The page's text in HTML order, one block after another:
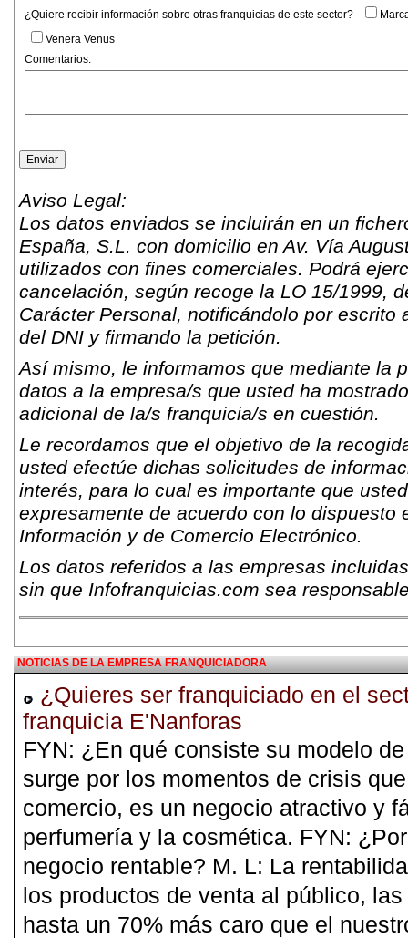
¿Quiere recibir información sobre otras franquicias de este sector?
Venera Venus
Comentarios:
Aviso Legal:
Los datos enviados se incluirán en un
España, S.L. con domicilio en Av. Vía
utilizados con fines comerciales. Podrá
cancelación, según recoge la LO 15/1999,
Carácter Personal, notificándolo por
del DNI y firmando la petición.
Así mismo, le informamos que mediante la
datos a la empresa/s que usted ha
adicional de la/s franquicia/s en cuestión.
Le recordamos que el objetivo de la
usted efectúe dichas solicitudes de
interés, para lo cual es importante que
expresamente de acuerdo con lo
Información y de Comercio Electrónico.
Los datos referidos a las empresas
sin que Infofranquicias.com sea
NOTICIAS DE LA EMPRESA FRANQUICIADORA
¿Quieres ser franquiciado en el
franquicia E'Nanforas
FYN: ¿En qué consiste su modelo
surge por los momentos de crisis
comercio, es un negocio atractivo y
perfumería y la cosmética. FYN:
negocio rentable? M. L: La
los productos de venta al público,
hasta un 70% más caro que el